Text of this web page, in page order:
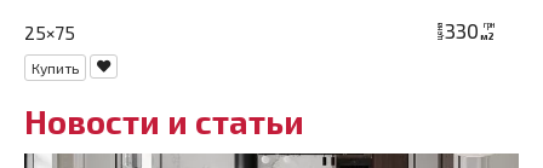
25×75 цена330 грн
м2
Купить
Новости и статьи